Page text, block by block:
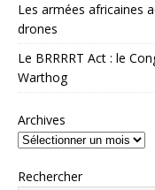
Les armées africaines
drones
Le BRRRRT Act : le
Warthog
Archives
Rechercher